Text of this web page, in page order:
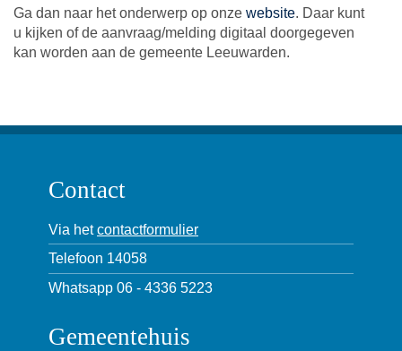
Ga dan naar het onderwerp op onze website. Daar kunt
u kijken of de aanvraag/melding digitaal doorgegeven
kan worden aan de gemeente Leeuwarden.
Contact
Via hetcontactformulier
Telefoon 14058
Whatsapp 06 - 4336 5223
Gemeentehuis